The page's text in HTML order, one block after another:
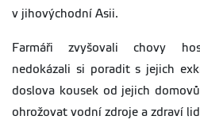
v jihovýchodní Asii.
Farmáři zvyšovali chovy
nedokázali si poradit s jejich
doslova kousek od jejich
ohrožovat vodní zdroje a zdraví